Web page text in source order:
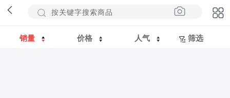
销量 价格 人气 筛选